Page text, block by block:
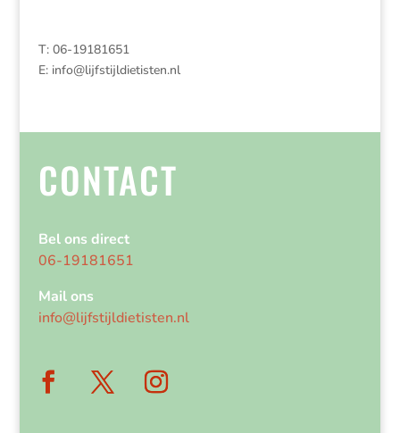
T: 06-19181651
E: info@lijfstijldietisten.nl
CONTACT
Bel ons direct
06-19181651
Mail ons
info@lijfstijldietisten.nl